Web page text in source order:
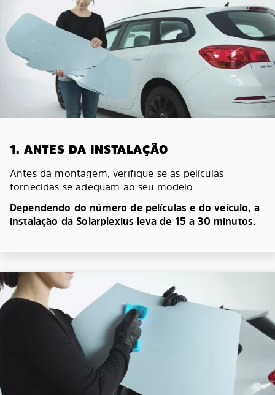
1. ANTES DA INSTALAÇÃO
Antes da montagem, verifique se as películas
fornecidas se adequam ao seu modelo.
Dependendo do número de películas e do veículo, a
instalação da Solarplexius leva de 15 a 30 minutos.